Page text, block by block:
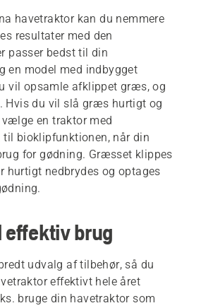
havetraktor kan du nemmere
resultater med den
passer bedst til din
model med indbygget
vil opsamle afklippet græs, og
Hvis du vil slå græs hurtigt og
en traktor med
bioklipfunktionen, når din
for gødning. Græsset klippes
hurtigt nedbrydes og optages
effektiv brug
udvalg af tilbehør, så du
effektivt hele året
bruge din havetraktor som